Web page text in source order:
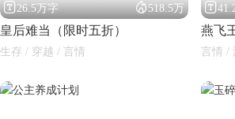
26.5万字 518.5万
皇后难当（限时五折）
生存 / 穿越 / 言情

燕飞
言情 /